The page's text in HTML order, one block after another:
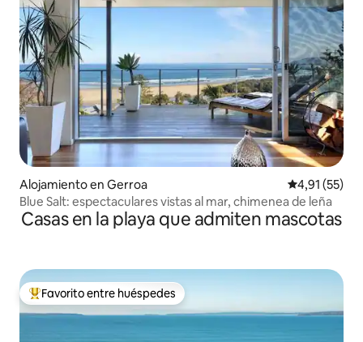
Alojamiento en Gerroa Calificación
4,91 (55)
Blue Salt: espectaculares vistas al mar, chimenea de leña
Casas en la playa que admiten mascotas
Favorito entre los huéspedes más destacados
Favorito entre huéspedes